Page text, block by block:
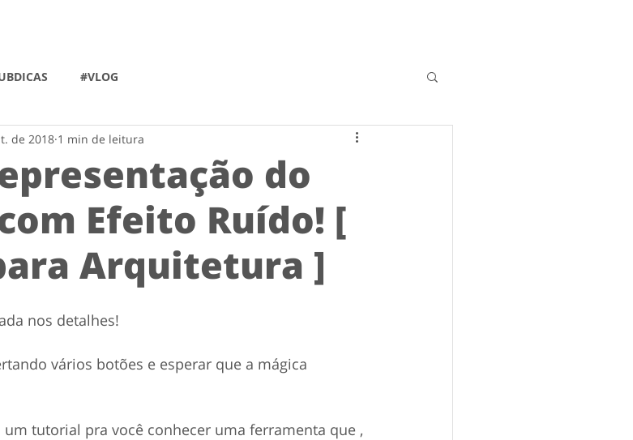
#VLOG
do
Efeito Ruído! [
Arquitetura ]
de 2018 1 min de leitura
nos detalhes!
vários botões e esperar que a mágica
tutorial pra você conhecer uma ferramenta que ,